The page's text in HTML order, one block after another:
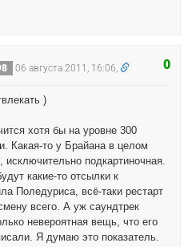
0
06 августа 2011, 16:06,
)
хотя бы на уровне 300
Какая-то у Брайана в целом
исключительно подкартиночная.
какие-то отсылки к
Поледуриса, всё-таки рестарт
всего. А уж саундтрек
невероятная вещь, что его
Я думаю это показатель.